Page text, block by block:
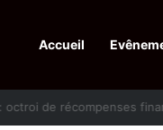
Accueil
: octroi de récompenses